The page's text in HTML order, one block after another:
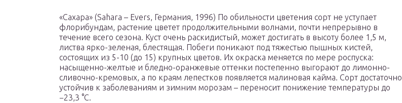
«Сахара» (Sahara – Evers, Германия, 1996) По обильности цветения сорт не уступает
флорибундам, растение цветет продолжительными волнами, почти непрерывно в
течение всего сезона. Куст очень раскидистый, может достигать в высоту более 1,5 м,
листва ярко-зеленая, блестящая. Побеги поникают под тяжестью пышных кистей,
состоящих из 5-10 (до 15) крупных цветов. Их окраска меняется по мере роспуска:
насыщенно-желтые и бледно-оранжевые оттенки постепенно выгорают до лимонно-
сливочно-кремовых, а по краям лепестков появляется малиновая кайма. Сорт достаточно
устойчив к заболеваниям и зимним морозам – переносит понижение температуры до
−23,3 °С.